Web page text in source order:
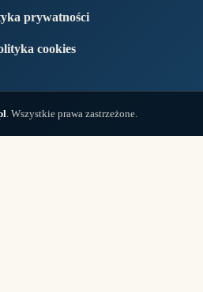
prywatności
cookies
. Wszystkie prawa zastrzeżone.